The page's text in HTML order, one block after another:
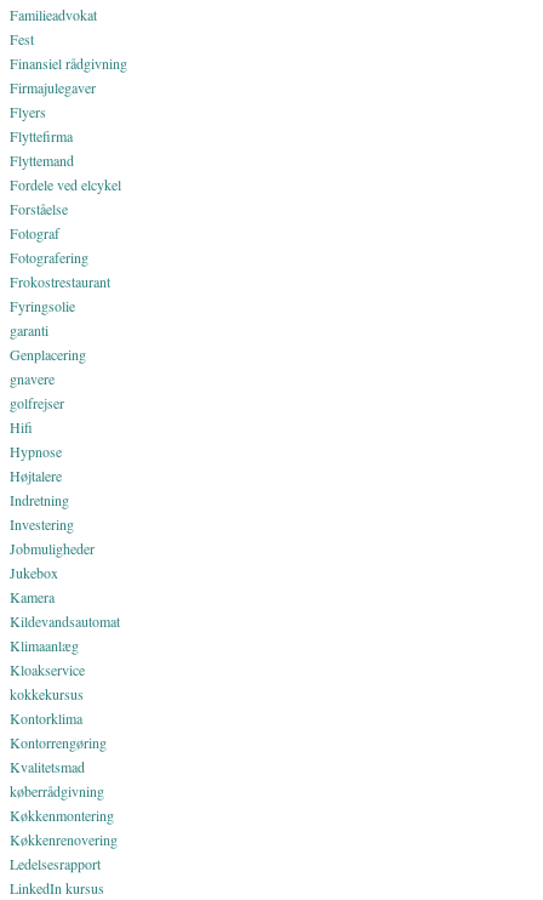
Familieadvokat
Fest
Finansiel rådgivning
Firmajulegaver
Flyers
Flyttefirma
Flyttemand
Fordele ved elcykel
Forståelse
Fotograf
Fotografering
Frokostrestaurant
Fyringsolie
garanti
Genplacering
gnavere
golfrejser
Hifi
Hypnose
Højtalere
Indretning
Investering
Jobmuligheder
Jukebox
Kamera
Kildevandsautomat
Klimaanlæg
Kloakservice
kokkekursus
Kontorklima
Kontorrengøring
Kvalitetsmad
køberrådgivning
Køkkenmontering
Køkkenrenovering
Ledelsesrapport
LinkedIn kursus